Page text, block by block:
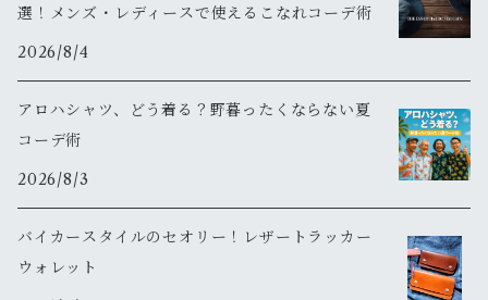
選！メンズ・レディースで使えるこなれコーデ術
2026/8/4
アロハシャツ、どう着る？野暮ったくならない夏
コーデ術
2026/8/3
バイカースタイルのセオリー！レザートラッカー
ウォレット